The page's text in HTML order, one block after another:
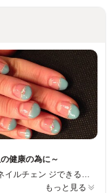
健康の為に～
もっと見る